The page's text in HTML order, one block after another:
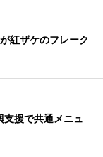
紅ザケのフレーク
支援で共通メニュ